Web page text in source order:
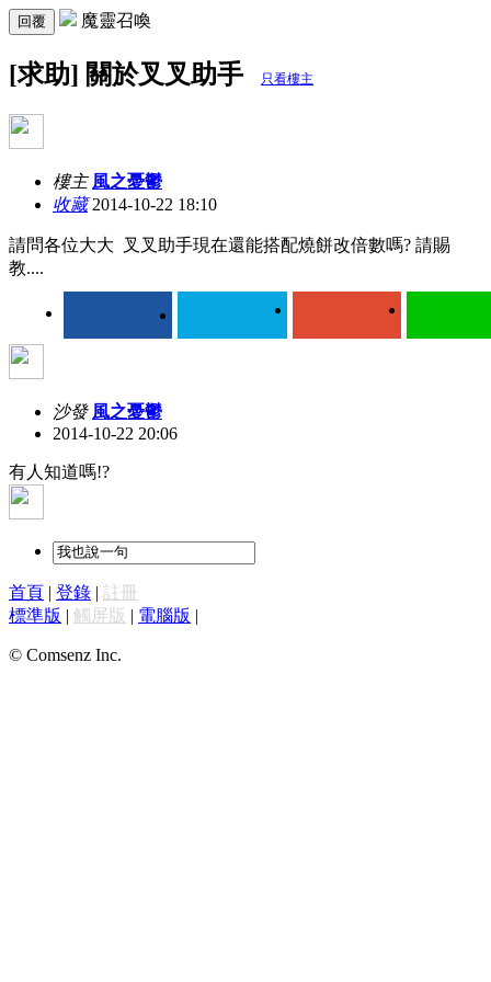
回覆 魔靈召喚
[求助] 關於叉叉助手 只看樓主
樓主 風之憂鬱
收藏2014-10-22 18:10
請問各位大大 叉叉助手現在還能搭配燒餅改倍數嗎? 請賜
教....
沙發 風之憂鬱
2014-10-22 20:06
有人知道嗎!?
首頁 | 登錄 | 註冊
標準版 | 觸屏版 | 電腦版 |
© Comsenz Inc.